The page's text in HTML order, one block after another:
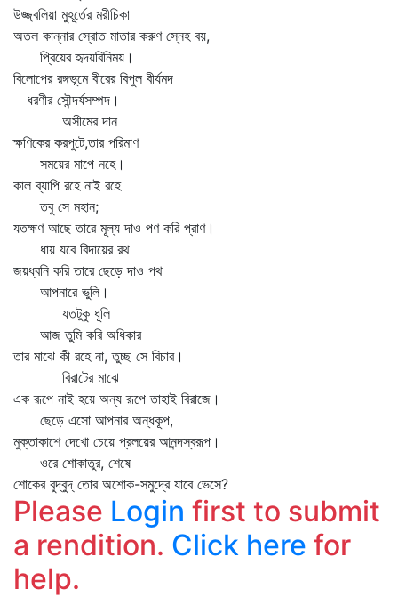
উজ্জ্বলিয়া মুহূর্তের মরীচিকা
অতল কান্নার স্রোত মাতার করুণ স্নেহ বয়,
প্রিয়ের হৃদয়বিনিময়।
বিলোপের রঙ্গভূমে বীরের বিপুল বীর্যমদ
ধরণীর সৌন্দর্যসম্পদ।
অসীমের দান
ক্ষণিকের করপুটে,তার পরিমাণ
সময়ের মাপে নহে।
কাল ব্যাপি রহে নাই রহে
তবু সে মহান;
যতক্ষণ আছে তারে মূল্য দাও পণ করি প্রাণ।
ধায় যবে বিদায়ের রথ
জয়ধ্বনি করি তারে ছেড়ে দাও পথ
আপনারে ভুলি।
যতটুকু ধূলি
আজ তুমি করি অধিকার
তার মাঝে কী রহে না, তুচ্ছ সে বিচার।
বিরাটের মাঝে
এক রূপে নাই হয়ে অন্য রূপে তাহাই বিরাজে।
ছেড়ে এসো আপনার অন্ধকূপ,
মুক্তাকাশে দেখো চেয়ে প্রলয়ের আনন্দস্বরূপ।
ওরে শোকাতুর, শেষে
শোকের বুদ্‌বুদ্‌ তোর অশোক-সমুদ্রে যাবে ভেসে?
Please Login first to submit
a rendition. Click here for
help.